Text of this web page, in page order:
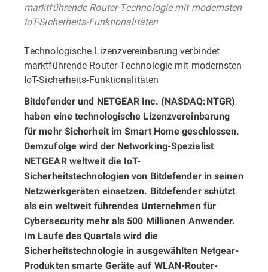
marktführende Router-Technologie mit modernsten
IoT-Sicherheits-Funktionalitäten
Technologische Lizenzvereinbarung verbindet
marktführende Router-Technologie mit modernsten
IoT-Sicherheits-Funktionalitäten
Bitdefender und NETGEAR Inc. (NASDAQ:NTGR)
haben eine technologische Lizenzvereinbarung
für mehr Sicherheit im Smart Home geschlossen.
Demzufolge wird der Networking-Spezialist
NETGEAR weltweit die IoT-
Sicherheitstechnologien von Bitdefender in seinen
Netzwerkgeräten einsetzen. Bitdefender schützt
als ein weltweit führendes Unternehmen für
Cybersecurity mehr als 500 Millionen Anwender.
Im Laufe des Quartals wird die
Sicherheitstechnologie in ausgewählten Netgear-
Produkten smarte Geräte auf WLAN-Router-